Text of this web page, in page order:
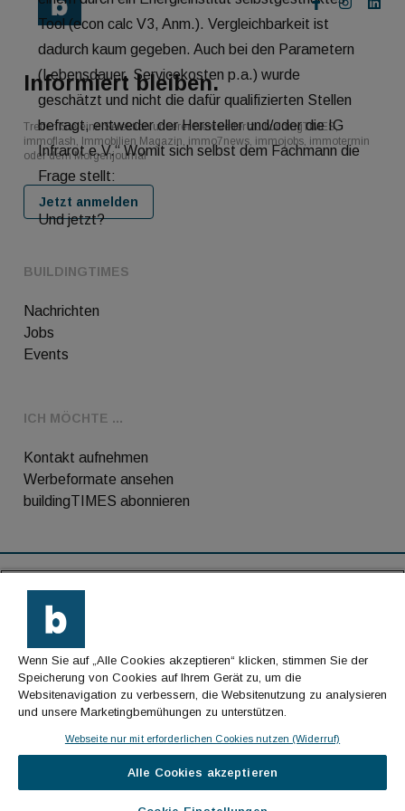
Tool (econ calc V3, Anm.). Vergleichbarkeit ist
dadurch kaum gegeben. Auch bei den Parametern
(Lebensdauer, Servicekosten p.a.) wurde
geschätzt und nicht die dafür qualifizierten Stellen
befragt, entweder der Hersteller und/oder die IG
Infrarot e.V.“ Womit sich selbst dem Fachmann die
Frage stellt:
Und jetzt?
BUILDINGTIMES
Nachrichten
Jobs
Events
ICH MÖCHTE ...
Kontakt aufnehmen
Werbeformate ansehen
buildingTIMES abonnieren
Informiert bleiben.
Treffen Sie eine Selektion unserer Newsletter zu buildingTIMES,
immoflash, Immobilien Magazin, immo7news, immojobs, immotermin
oder dem Morgenjournal
Jetzt anmelden
© Cachalot Media House GmbH - Alle Rechte
Kontakt
Impressum
Datenschutz
Wenn Sie auf „Alle Cookies akzeptieren“ klicken, stimmen Sie der
Speicherung von Cookies auf Ihrem Gerät zu, um die
Websitenavigation zu verbessern, die Websitenutzung zu analysieren
und unsere Marketingbemühungen zu unterstützen.
Webseite nur mit erforderlichen Cookies nutzen (Widerruf)
Alle Cookies akzeptieren